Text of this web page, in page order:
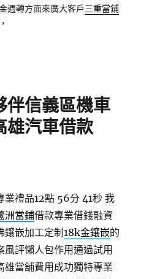
週轉方面來廣大客戶三重當鋪
伴信義區機車
雄汽車借款
業禮品12點 56分 41秒 我
洲當鋪借款專業借錢融資
鑲嵌加工定制18k金鑲嵌的
評懶人包作用通過試用
雄當舖費用成功獨特專業